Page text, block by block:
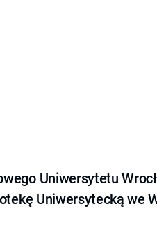
Uniwersytetu
Uniwersytecką we